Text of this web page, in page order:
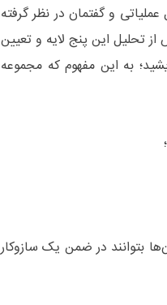
و گفتمان در نظر گرفته
تحلیل این پنج لایه و تعیین
به این مفهوم که مجموعه
بتوانند در ضمن یک سازوکار